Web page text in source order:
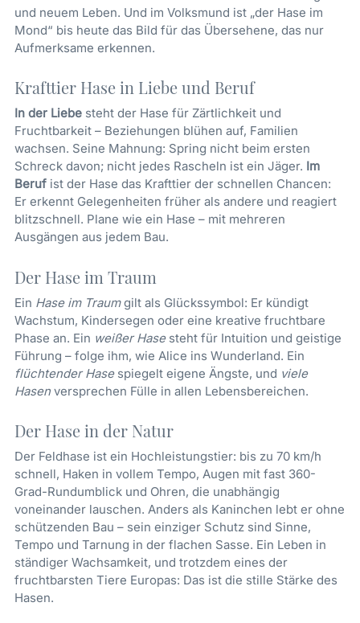
und neuem Leben. Und im Volksmund ist „der Hase im
Mond“ bis heute das Bild für das Übersehene, das nur
Aufmerksame erkennen.
Krafttier Hase in Liebe und Beruf
In der Liebe steht der Hase für Zärtlichkeit und
Fruchtbarkeit – Beziehungen blühen auf, Familien
wachsen. Seine Mahnung: Spring nicht beim ersten
Schreck davon; nicht jedes Rascheln ist ein Jäger. Im
Beruf ist der Hase das Krafttier der schnellen Chancen:
Er erkennt Gelegenheiten früher als andere und reagiert
blitzschnell. Plane wie ein Hase – mit mehreren
Ausgängen aus jedem Bau.
Der Hase im Traum
Ein Hase im Traumgilt als Glückssymbol: Er kündigt
Wachstum, Kindersegen oder eine kreative fruchtbare
Phase an. Ein weißer Hasesteht für Intuition und geistige
Führung – folge ihm, wie Alice ins Wunderland. Ein
flüchtender Hasespiegelt eigene Ängste, und viele
Hasen versprechen Fülle in allen Lebensbereichen.
Der Hase in der Natur
Der Feldhase ist ein Hochleistungstier: bis zu 70 km/h
schnell, Haken in vollem Tempo, Augen mit fast 360-
Grad-Rundumblick und Ohren, die unabhängig
voneinander lauschen. Anders als Kaninchen lebt er ohne
schützenden Bau – sein einziger Schutz sind Sinne,
Tempo und Tarnung in der flachen Sasse. Ein Leben in
ständiger Wachsamkeit, und trotzdem eines der
fruchtbarsten Tiere Europas: Das ist die stille Stärke des
Hasen.